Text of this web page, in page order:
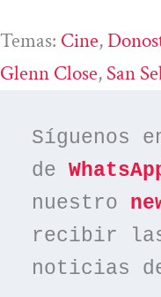
Temas: Cine,
Glenn Close, San
Síguenos
de
nuestro
recibir
noticias